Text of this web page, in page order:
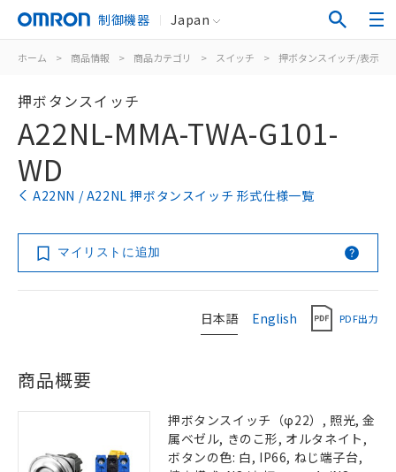
制御機器 Japan
ホーム > 商品情報 > 商品カテゴリ > スイッチ > 押ボタンスイッチ/表示灯
押ボタンスイッチ
A22NL-MMA-TWA-G101-
WD
A22NN / A22NL 押ボタンスイッチ 形式仕様一覧
マイリストに追加
日本語 English PDF出力
商品概要
押ボタンスイッチ（φ22）, 照光, 金
属ベゼル, きのこ形, オルタネイト,
ボタンの色: 白, IP66, ねじ端子台,